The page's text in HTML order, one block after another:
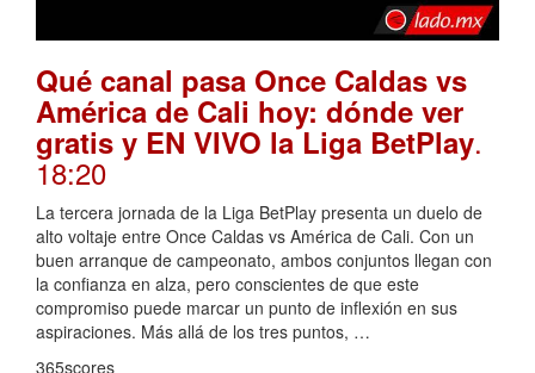
Qué canal pasa Once Caldas vs
América de Cali hoy: dónde ver
gratis y EN VIVO la Liga BetPlay.
18:20
La tercera jornada de la Liga BetPlay presenta un duelo de
alto voltaje entre Once Caldas vs América de Cali. Con un
buen arranque de campeonato, ambos conjuntos llegan con
la confianza en alza, pero conscientes de que este
compromiso puede marcar un punto de inflexión en sus
aspiraciones. Más allá de los tres puntos, …
365scores